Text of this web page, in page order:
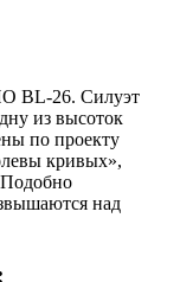
BL-26​. Силуэт
из высоток
по проекту
кривых»,
над